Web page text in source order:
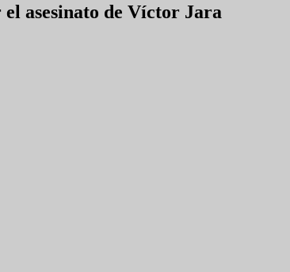
asesinato de Víctor Jara